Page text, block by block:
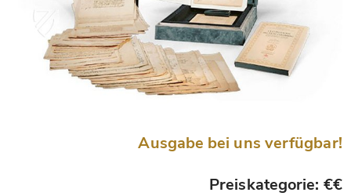
Ausgabe bei uns verfügbar!
Preiskategorie: €€